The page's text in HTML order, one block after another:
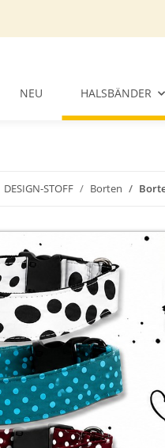
NEU HALSBÄNDER
DESIGN-STOFF Borten